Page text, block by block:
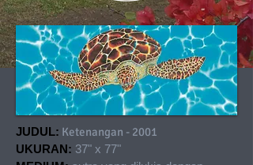
JUDUL: Ketenangan - 2001
UKURAN: 37" x 77"